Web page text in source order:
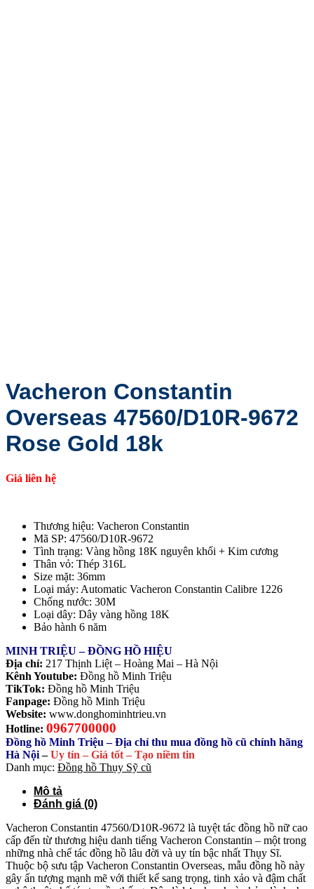
Vacheron Constantin
Overseas 47560/D10R‑9672
Rose Gold 18k
Giá liên hệ
Thương hiệu: Vacheron Constantin
Mã SP: 47560/D10R‑9672
Tình trạng: Vàng hồng 18K nguyên khối + Kim cương
Thân vỏ: Thép 316L
Size mặt: 36mm
Loại máy: Automatic Vacheron Constantin Calibre 1226
Chống nước: 30M
Loại dây: Dây vàng hồng 18K
Bảo hành 6 năm
MINH TRIỆU – ĐỒNG HỒ HIỆU
Địa chỉ: 217 Thịnh Liệt – Hoàng Mai – Hà Nội
Kênh Youtube: Đồng hồ Minh Triệu
TikTok: Đồng hồ Minh Triệu
Fanpage: Đồng hồ Minh Triệu
Website: www.donghominhtrieu.vn
Hotline: 0967700000
Đồng hồ Minh Triệu – Địa chỉ thu mua đồng hồ cũ chính hãng
Hà Nội–Uy tín – Giá tốt – Tạo niềm tin
Danh mục: Đồng hồ Thụy Sỹ cũ
Mô tả
Đánh giá (0)
Vacheron Constantin 47560/D10R‑9672 là tuyệt tác đồng hồ nữ cao
cấp đến từ thương hiệu danh tiếng Vacheron Constantin – một trong
những nhà chế tác đồng hồ lâu đời và uy tín bậc nhất Thụy Sĩ.
Thuộc bộ sưu tập Vacheron Constantin Overseas, mẫu đồng hồ này
gây ấn tượng mạnh mẽ với thiết kế sang trọng, tinh xảo và đậm chất